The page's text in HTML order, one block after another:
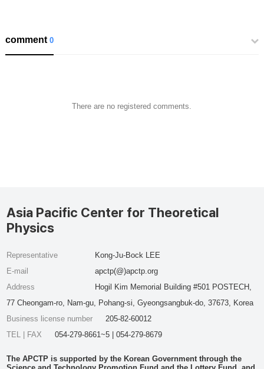
comment0
There are no registered comments.
Asia Pacific Center for Theoretical
Physics
Representative
Kong-Ju-Bock LEE
E-mail
apctp(@)apctp.org
Address
Hogil Kim Memorial Building #501 POSTECH,
77 Cheongam-ro, Nam-gu, Pohang-si, Gyeongsangbuk-do, 37673, Korea
Business license number
205-82-60012
TEL | FAX
054-279-8661~5 | 054-279-8679
The APCTP is supported by the Korean Government through the